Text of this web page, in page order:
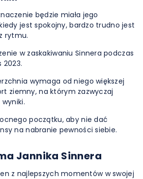
będzie miała jego
jest spokojny, bardzo trudno jest
rytmu.
w zaskakiwaniu Sinnera podczas
2023.
wymaga od niego większej
ziemny, na którym zazwyczaj
początku, aby nie dać
na nabranie pewności siebie.
Jannika Sinnera
z najlepszych momentów w swojej